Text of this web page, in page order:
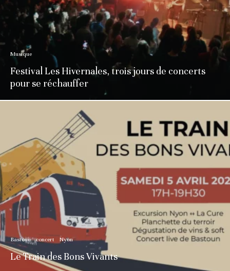
Musique
Festival Les Hivernales, trois jours de concerts
pour se réchauffer
Bastoun concert Nyon
Le Train des Bons Vivants